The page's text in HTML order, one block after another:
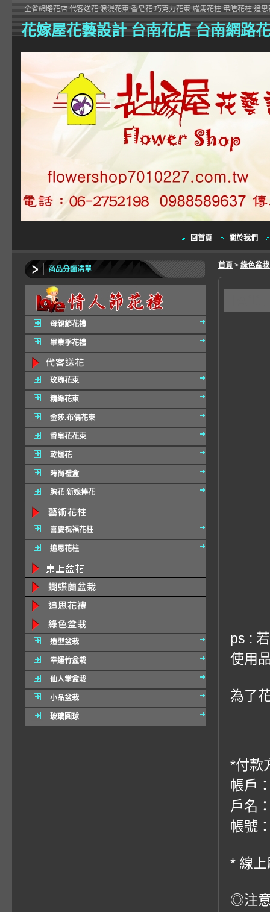
花嫁屋花藝設計 台南花店 台南網路
全省網路花店 代客送花 浪漫花束.香皂花.巧克力花束.羅馬花柱.弔唁花柱 追
回首頁 關於我們
商品分類清單
母親節花禮
畢業季花禮
玫瑰花束
精緻花束
金莎.布偶花束
香皂花花束
乾燥花
時尚禮盒
胸花 新娘捧花
喜慶祝福花柱
追思花柱
造型盆栽
幸運竹盆栽
仙人掌盆栽
小品盆栽
玻璃圓球
首頁 > 綠色盆
ps :
使用
為了
*付款
帳戶
戶名
帳號
* 線
◎注